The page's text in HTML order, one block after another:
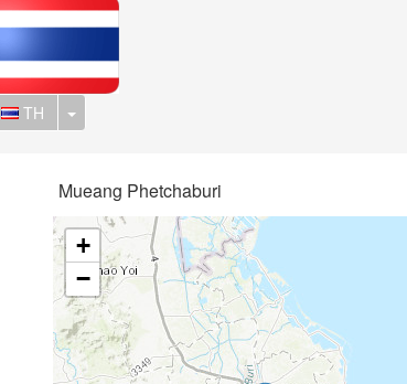
TH Toggle Dropdown
Mueang Phetchaburi
+
−